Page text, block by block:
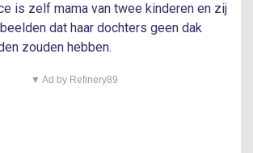
is zelf mama van twee kinderen en zij
dat haar dochters geen dak
zouden hebben.
▼ Ad by Refinery89